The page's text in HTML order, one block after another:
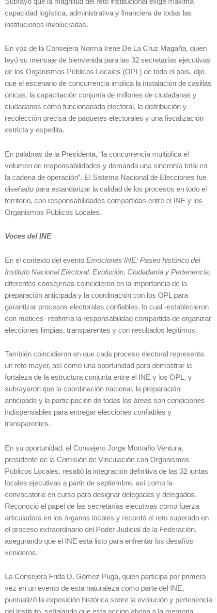
capacidad logística, administrativa y financiera de todas las
instituciones involucradas.
En voz de la Consejera Norma Irene De La Cruz Magaña, quien
leyó su mensaje de bienvenida para las 32 secretarías ejecutivas
de los Organismos Públicos Locales (OPL) de todo el país, dijo
que el escenario de concurrencia implica la instalación de casillas
únicas, la capacitación conjunta de millones de ciudadanas y
ciudadanos como funcionariado electoral, la distribución y
recolección precisa de paquetes electorales y una fiscalización
estricta y expedita.
En palabras de la Presidenta, “la concurrencia multiplica el
volumen de responsabilidades y demanda una sincronía total en
la cadena de operación”. El Sistema Nacional de Elecciones fue
diseñado para estandarizar la calidad de los procesos en todo el
territorio, con responsabilidades compartidas entre el INE y los
Organismos Públicos Locales.
Voces del INE
En el contexto del evento Emociones INE: Paseo histórico del
Instituto Nacional Electoral. Evolución, Ciudadanía y Pertenencia,
diferentes consejerías coincidieron en la importancia de la
preparación anticipada y la coordinación con los OPL para
garantizar procesos electorales confiables, lo cual -establecieron
con matices- reafirma la responsabilidad compartida de organizar
elecciones limpias, transparentes y con resultados legítimos.
También coincidieron en que cada proceso electoral representa
un reto mayor, así como una oportunidad para demostrar la
fortaleza de la estructura conjunta entre el INE y los OPL, y
subrayaron que la coordinación nacional, la preparación
anticipada y la participación de todas las áreas son condiciones
indispensables para entregar elecciones confiables y
transparentes.
En su oportunidad, el Consejero Jorge Montaño Ventura,
presidente de la Comisión de Vinculación con Organismos
Públicos Locales, resaltó la integración definitiva de las 32 juntas
locales ejecutivas a partir de septiembre, así como la
convocatoria en curso para designar delegadas y delegados.
Reconoció el papel de las secretarías ejecutivas como fuerza
articuladora en los órganos locales y recordó el reto superado en
el proceso extraordinario del Poder Judicial de la Federación,
asegurando que el INE está listo para enfrentar los desafíos
venideros.
La Consejera Frida D. Gómez Puga, quien participa por primera
vez en un evento de esta naturaleza como parte del INE,
puntualizó la exposición histórica sobre la evolución y pertenencia